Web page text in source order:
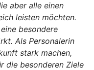
aber alle einen
leisten möchten.
besondere
Als Personalerin
stark machen,
die besonderen Ziele